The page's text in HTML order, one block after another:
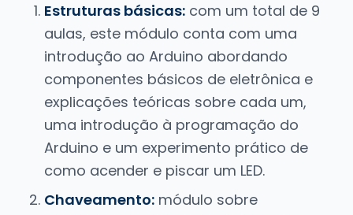
Estruturas básicas: com um total de 9
aulas, este módulo conta com uma
introdução ao Arduino abordando
componentes básicos de eletrônica e
explicações teóricas sobre cada um,
uma introdução à programação do
Arduino e um experimento prático de
como acender e piscar um LED.
Chaveamento: módulo sobre